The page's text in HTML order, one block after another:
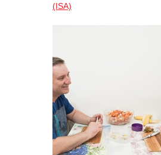
(ISA)